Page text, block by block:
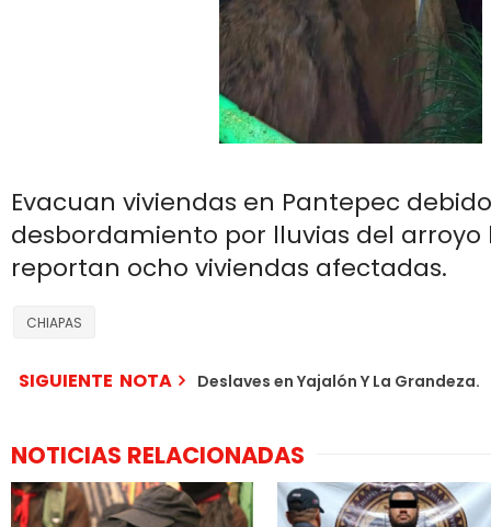
Evacuan viviendas en Pantepec
desbordamiento por lluvias del arroyo
reportan ocho viviendas afectadas.
CHIAPAS
SIGUIENTE NOTA Deslaves en Yajalón Y La Grandeza.
NOTICIAS RELACIONADAS